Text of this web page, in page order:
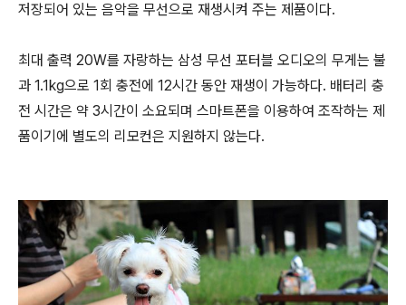
저장되어 있는 음악을 무선으로 재생시켜 주는 제품이다.
최대 출력 20W를 자랑하는 삼성 무선 포터블 오디오의 무게는 불
과 1.1kg으로 1회 충전에 12시간 동안 재생이 가능하다. 배터리 충
전 시간은 약 3시간이 소요되며 스마트폰을 이용하여 조작하는 제
품이기에 별도의 리모컨은 지원하지 않는다.